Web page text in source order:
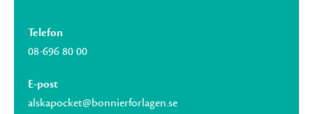
Telefon
08-696 80 00
E-post
alskapocket@bonnierforlagen.se